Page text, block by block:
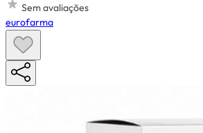
Sem avaliações
eurofarma